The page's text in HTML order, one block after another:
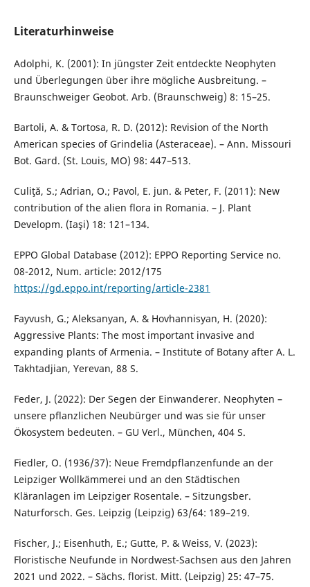
Literaturhinweise
Adolphi, K. (2001): In jüngster Zeit entdeckte Neophyten
und Überlegungen über ihre mögliche Ausbreitung. –
Braunschweiger Geobot. Arb. (Braunschweig) 8: 15–25.
Bartoli, A. & Tortosa, R. D. (2012): Revision of the North
American species of Grindelia (Asteraceae). – Ann. Missouri
Bot. Gard. (St. Louis, MO) 98: 447–513.
Culiţă, S.; Adrian, O.; Pavol, E. jun. & Peter, F. (2011): New
contribution of the alien flora in Romania. – J. Plant
Developm. (Iaşi) 18: 121–134.
EPPO Global Database (2012): EPPO Reporting Service no.
08-2012, Num. article: 2012/175
https://gd.eppo.int/reporting/article-2381
Fayvush, G.; Aleksanyan, A. & Hovhannisyan, H. (2020):
Aggressive Plants: The most important invasive and
expanding plants of Armenia. – Institute of Botany after A. L.
Takhtadjian, Yerevan, 88 S.
Feder, J. (2022): Der Segen der Einwanderer. Neophyten –
unsere pflanzlichen Neubürger und was sie für unser
Ökosystem bedeuten. – GU Verl., München, 404 S.
Fiedler, O. (1936/37): Neue Fremdpflanzenfunde an der
Leipziger Wollkämmerei und an den Städtischen
Kläranlagen im Leipziger Rosentale. – Sitzungsber.
Naturforsch. Ges. Leipzig (Leipzig) 63/64: 189–219.
Fischer, J.; Eisenhuth, E.; Gutte, P. & Weiss, V. (2023):
Floristische Neufunde in Nordwest-Sachsen aus den Jahren
2021 und 2022. – Sächs. florist. Mitt. (Leipzig) 25: 47–75.